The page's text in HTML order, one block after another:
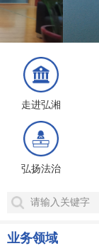
走进弘湘
弘扬法治
业务领域